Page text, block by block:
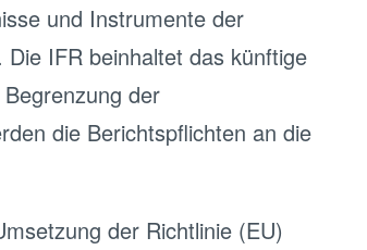
und Instrumente der
IFR beinhaltet das künftige
der
die Berichtspflichten an die
der Richtlinie (EU)